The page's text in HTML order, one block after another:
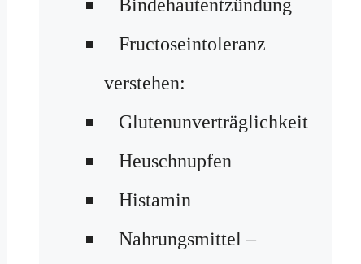
Bindehautentzündung
Fructoseintoleranz
verstehen:
Glutenunverträglichkeit
Heuschnupfen
Histamin
Nahrungsmittel –